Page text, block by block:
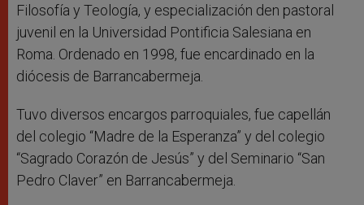
Filosofía y Teología, y especialización den pastoral
juvenil en la Universidad Pontificia Salesiana en
Roma. Ordenado en 1998, fue encardinado en la
diócesis de Barrancabermeja.
Tuvo diversos encargos parroquiales, fue capellán
del colegio “Madre de la Esperanza” y del colegio
“Sagrado Corazón de Jesús” y del Seminario “San
Pedro Claver” en Barrancabermeja.